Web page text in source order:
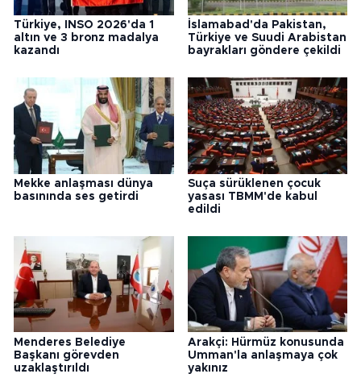
Türkiye, INSO 2026'da 1
altın ve 3 bronz madalya
kazandı
İslamabad'da Pakistan,
Türkiye ve Suudi Arabistan
bayrakları göndere çekildi
Mekke anlaşması dünya
basınında ses getirdi
Suça sürüklenen çocuk
yasası TBMM'de kabul
edildi
Menderes Belediye
Başkanı görevden
uzaklaştırıldı
Arakçi: Hürmüz konusunda
Umman'la anlaşmaya çok
yakınız